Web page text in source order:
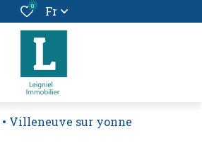
0 Fr
Villeneuve sur yonne